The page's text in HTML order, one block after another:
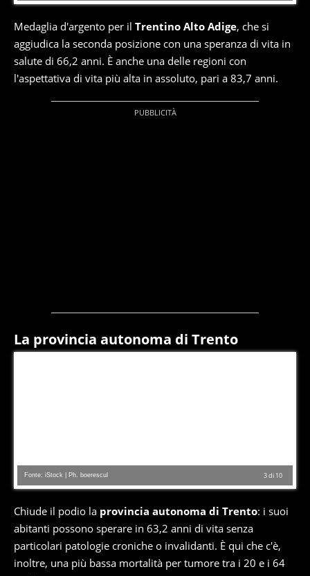
Medaglia d'argento per il Trentino Alto Adige, che si
aggiudica la seconda posizione con una speranza di vita in
salute di 66,2 anni. È anche una delle regioni con
l'aspettativa di vita più alta in assoluto, pari a 83,7 anni.
La provincia autonoma di Trento
3di 10
Fonte: iStock | Ph. boerescul
Chiude il podio la provincia autonoma di Trento: i suoi
abitanti possono sperare in 63,2 anni di vita senza
particolari patologie croniche o invalidanti. È qui che c'è,
inoltre, una più bassa mortalità per tumore tra i 20 e i 64